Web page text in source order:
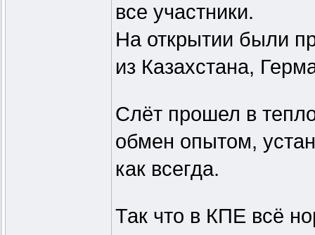
все участники.
На открытии были
из Казахстана,
Слёт прошел в
обмен опытом,
как всегда.
Так что в КПЕ всё